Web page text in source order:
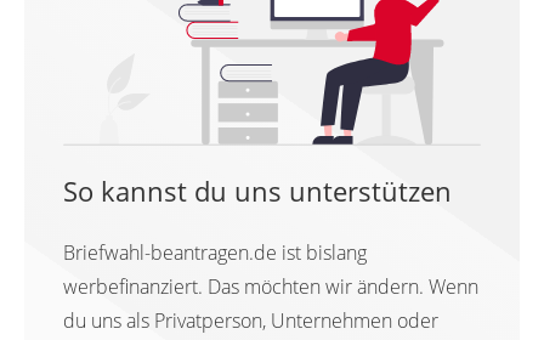
So kannst du uns unterstützen
Briefwahl-beantragen.de ist bislang
werbefinanziert. Das möchten wir ändern. Wenn
du uns als Privatperson, Unternehmen oder